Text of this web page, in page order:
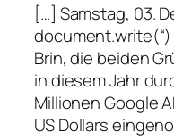
[…] Samstag, 03.
document.write(“)
Brin, die beiden
in diesem Jahr
Millionen Google
US Dollars